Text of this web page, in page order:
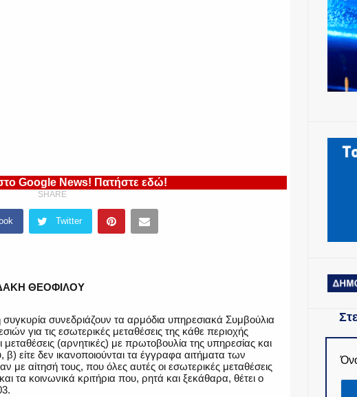
Google News! Πατήστε εδώ!
SHARE
Twitter
ΘΕΟΦΙΛΟΥ
συνεδριάζουν τα αρμόδια υπηρεσιακά Συμβούλια
για τις εσωτερικές μεταθέσεις της κάθε περιοχής
μεταθέσεις (αρνητικές) με πρωτοβουλία της υπηρεσίας και
β) είτε δεν ικανοποιούνται τα έγγραφα αιτήματα των
αίτησή τους, που όλες αυτές οι εσωτερικές μεταθέσεις
τα κοινωνικά κριτήρια που, ρητά και ξεκάθαρα, θέτει ο